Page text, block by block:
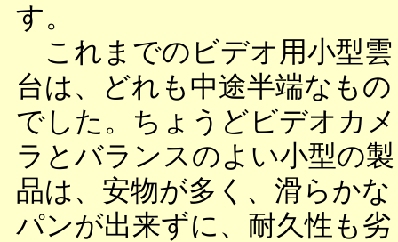
す。
これまでのビデオ用小型雲
台は、どれも中途半端なもの
でした。ちょうどビデオカメ
ラとバランスのよい小型の製
品は、安物が多く、滑らかな
パンが出来ずに、耐久性も劣